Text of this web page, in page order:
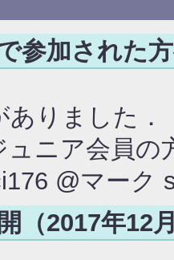
参加された
りました．
ュニア会員の
@マーク
（2017年12